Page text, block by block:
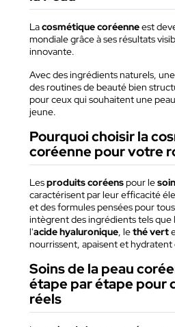
Lacosmétique coréenneest
mondiale grâce à ses résultats
innovante.
Avec des ingrédients naturels,
des routines de beauté bien
pour ceux qui souhaitent une
jeune.
Pourquoi choisir la
coréenne pour votre
Lesproduits coréenspour le
caractérisent par leur efficacité
et des formules pensées pour
intègrent des ingrédients tels que
l'acide hyaluronique , lethé vert
nourrissent, apaisent et hydratent
Soins de la peau
étape par étape pour
réels